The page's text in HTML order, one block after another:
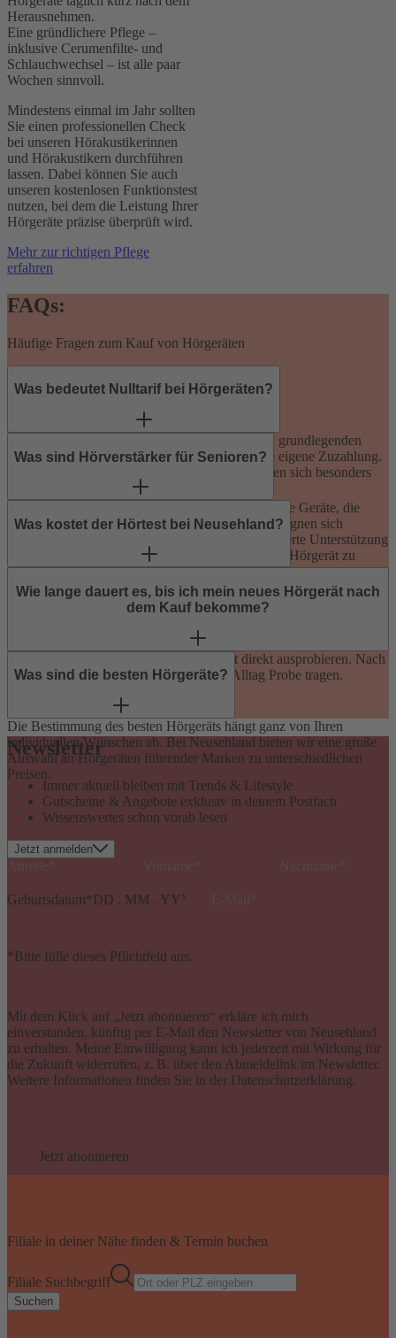
Herausnehmen.
Eine gründlichere Pflege –
inklusive Cerumenfilte- und
Schlauchwechsel – ist alle paar
Wochen sinnvoll.
Mindestens einmal im Jahr sollten
Sie einen professionellen Check
bei unseren Hörakustikerinnen
und Hörakustikern durchführen
lassen. Dabei können Sie auch
unseren kostenlosen Funktionstest
nutzen, bei dem die Leistung Ihrer
Hörgeräte präzise überprüft wird.
Mehr zur richtigen Pflege
erfahren
FAQs:
Häufige Fragen zum Kauf von Hörgeräten
Was bedeutet Nulltarif bei Hörgeräten?
Beim Nulltarif kaufen Sie ein Hörgerät mit allen grundlegenden
Funktionen komplett zum Kassenzuschuss ohne eigene Zuzahlung.
Diese Geräte sind modern, zuverlässig und eignen sich besonders
Was sind Hörverstärker für Senioren?
Hörverstärker für Senioren sind einfache, kompakte Geräte, die
Umgebungsgeräusche gezielt lauter machen. Sie eignen sich
besonders für Menschen, die sich eine unkomplizierte Unterstützung
wünschen, ohne direkt ein individuell angepasstes Hörgerät zu
nutzen.
Was kostet der Hörtest bei Neusehland?
unverbindlich: eine perfekte Grundlage für die persönliche
Wie lange dauert es, bis ich mein neues Hörgerät nach
dem Kauf bekomme?
In der Regel können Sie Ihr Wunschgerät direkt ausprobieren. Nach
der Anpassung können Sie Ihr Gerät im Alltag Probe tragen.
Was sind die besten Hörgeräte?
Die Bestimmung des besten Hörgeräts hängt ganz von Ihren
individuellen Wünschen ab. Bei Neusehland bieten wir eine große
Auswahl an Hörgeräten führender Marken zu unterschiedlichen
Preisen.
Newsletter
Immer aktuell bleiben mit Trends & Lifestyle
Gutscheine & Angebote exklusiv in deinem Postfach
Wissenswertes schon vorab lesen
Jetzt anmelden
Geburtsdatum*
*Bitte fülle dieses Pflichtfeld aus.
Mit dem Klick auf „Jetzt abonnieren“ erkläre ich mich
einverstanden, künftig per E-Mail den Newsletter von Neusehland
zu erhalten. Meine Einwilligung kann ich jederzeit mit Wirkung für
die Zukunft widerrufen, z. B. über den Abmeldelink im Newsletter.
Weitere Informationen finden Sie in der Datenschutzerklärung.
Jetzt abonnieren
Filiale in deiner Nähe finden & Termin buchen
Filiale Suchbegriff
Suchen